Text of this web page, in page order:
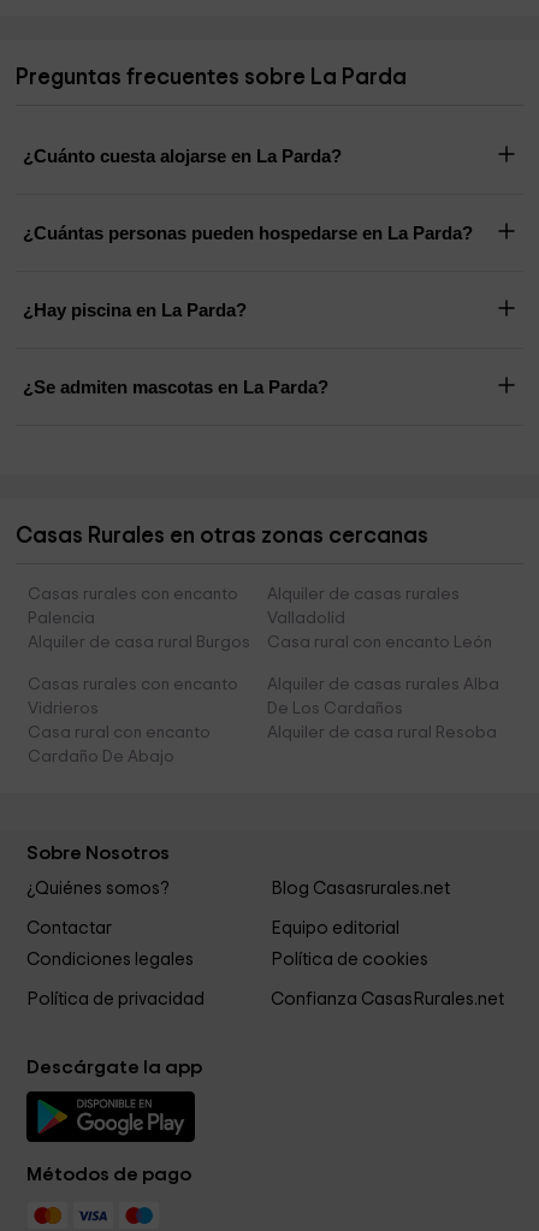
Preguntas frecuentes sobre La Parda
¿Cuánto cuesta alojarse en La Parda?
¿Cuántas personas pueden hospedarse en La Parda?
¿Hay piscina en La Parda?
¿Se admiten mascotas en La Parda?
Casas Rurales en otras zonas cercanas
Casas rurales con encanto
Palencia
Alquiler de casas rurales
Valladolid
Alquiler de casa rural Burgos
Casa rural con encanto León
Casas rurales con encanto
Vidrieros
Alquiler de casas rurales Alba
De Los Cardaños
Casa rural con encanto
Cardaño De Abajo
Alquiler de casa rural Resoba
Sobre Nosotros
¿Quiénes somos? Blog Casasrurales.net
Contactar
Equipo editorial
Condiciones legales
Política de cookies
Política de privacidad Confianza CasasRurales.net
Descárgate la app
Métodos de pago